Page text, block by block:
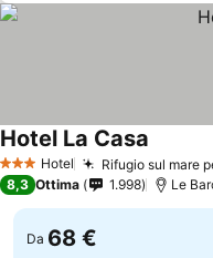
3 StelleHotel Rifugio sul mare
Hotel La Casa
8,3 Ottima 1.998 Le
Da 68 €